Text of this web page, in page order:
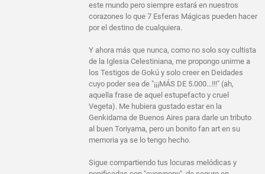
este mundo pero siempre estará en nuestros
corazones lo que 7 Esferas Mágicas pueden hacer
por el destino de cualquiera.
Y ahora más que nunca, como no solo soy cultista
de la Iglesia Celestiniana, me propongo unirme a
los Testigos de Gokú y solo creer en Deidades
cuyo poder sea de "¡¡¡MÁS DE 5.000...!!!" (ah,
aquella frase de aquel estupefacto y cruel
Vegeta). Me hubiera gustado estar en la
Genkidama de Buenos Aires para darle un tributo
al buen Toriyama, pero un bonito fan art en su
memoria ya se lo tengo hecho.
Sigue compartiendo tus locuras melódicas y